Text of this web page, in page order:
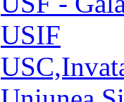
USIF